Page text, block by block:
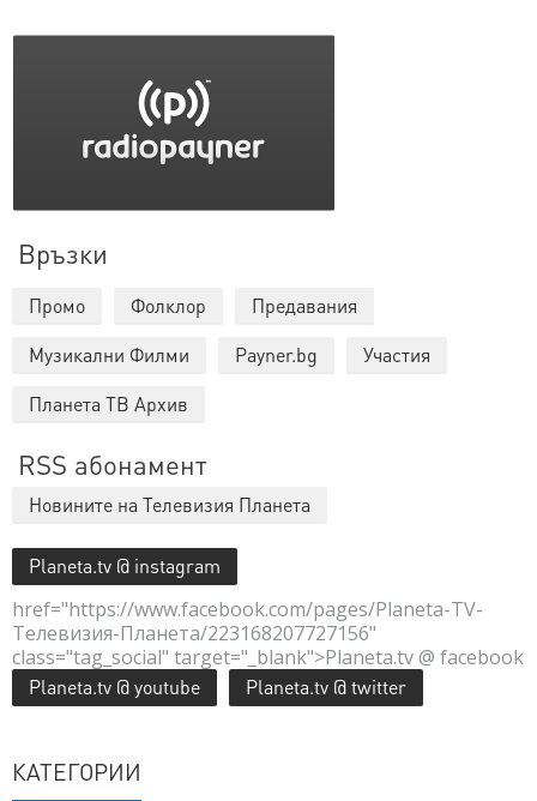
Връзки
Промо Фолклор
Предавания
Музикални Филми
Payner.bg
Участия
Планета ТВ Архив
RSS абонамент
Новините на Телевизия Планета
Planeta.tv @ instagram
href="https://www.facebook.com/pages/Planeta-TV-
Телевизия-Планета/223168207727156"
class="tag_social" target="_blank">Planeta.tv @ facebook
Planeta.tv @ youtube Planeta.tv @ twitter
КАТЕГОРИИ